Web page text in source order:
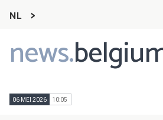
NL
news.
Main
navigation
06 MEI 2026 10:05